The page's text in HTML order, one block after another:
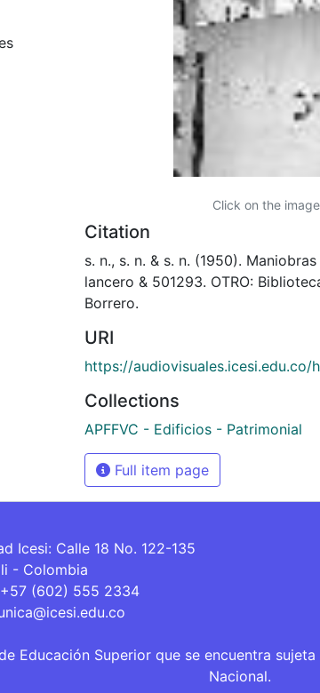
Click on the
Citation
s. n., s. n. & s. n. (1950).
lancero & 501293. OTRO:
Borrero.
URI
https://audiovisuales.icesi.edu.co/
Collections
APFFVC - Edificios - Patrimonial
Full item page
Icesi: Calle 18 No. 122-135
- Colombia
(602) 555 2334
Educación Superior que se encuentra
Nacional.